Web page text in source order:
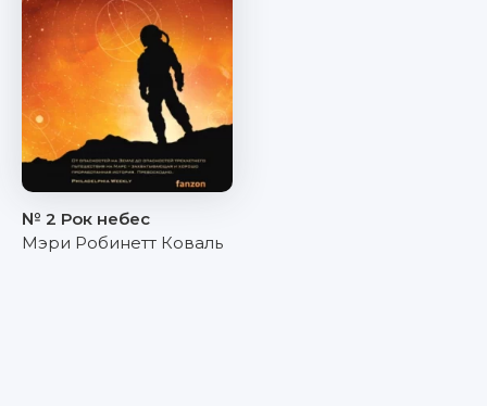
№ 2 Рок небес
Мэри Робинетт Коваль